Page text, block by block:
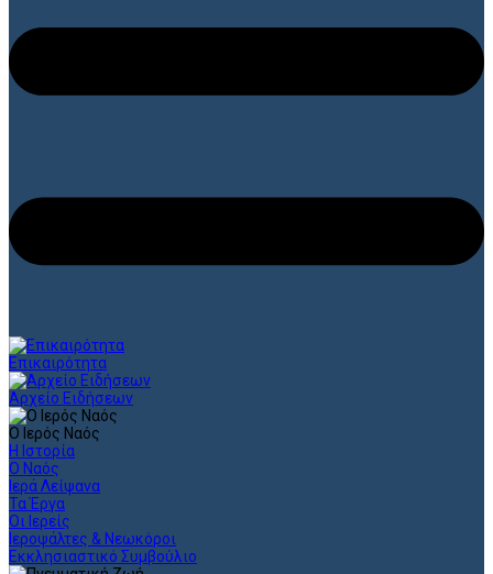
Επικαιρότητα
Αρχείο Ειδήσεων
Ο Ιερός Ναός
Η Ιστορία
Ο Ναός
Ιερά Λείψανα
Τα Έργα
Οι Ιερείς
Ιεροψάλτες & Νεωκόροι
Εκκλησιαστικό Συμβούλιο